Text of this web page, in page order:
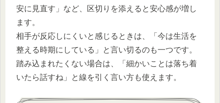
安に見直す」など、区切りを添えると安心感が増し
ます。
相手が反応しにくいと感じるときは、「今は生活を
整える時期にしている」と言い切るのも一つです。
踏み込まれたくない場合は、「細かいことは落ち着
いたら話すね」と線を引く言い方も使えます。